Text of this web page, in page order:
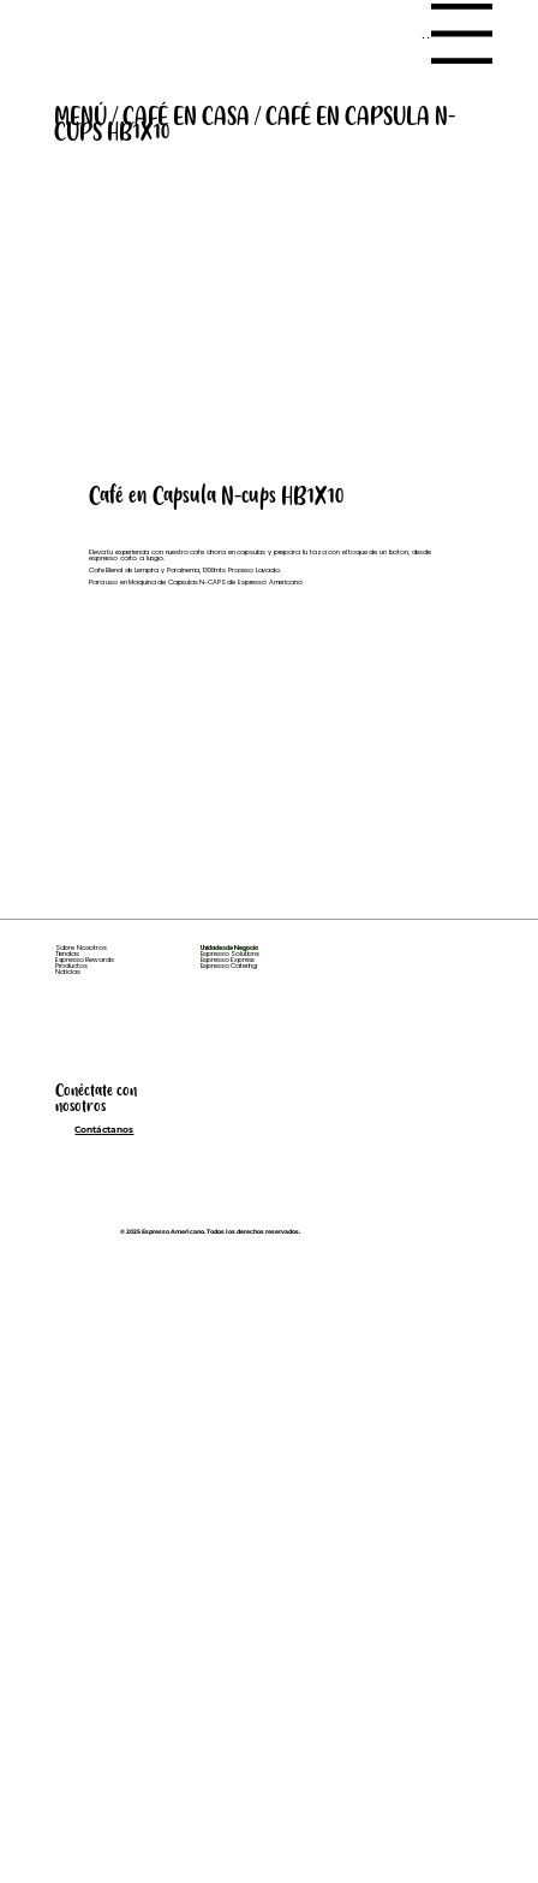
Menu
Café en Capsula N-cups HB1X10
MENÚ / CAFÉ EN CASA / CAFÉ EN CAPSULA N-
CUPS HB1X10
Eleva tu experiencia con nuestro cafe ahora en capsulas y prepara tu taza con el toque de un boton, desde
espresso corto a lungo.
Cafe Blend de Lempira y Parainema, 1300mts Proceso Lavado.
Para uso en Maquina de Capsulas N-CAPS de Espresso Americano
Sobre Nosotros
Tiendas
Espresso Rewards
Productos
Noticias
Unidades de Negocio
Espresso Solutions
Espresso Express
Espresso Catering
Conéctate con
nosotros
Contáctanos
© 2025 Espresso Americano. Todos los derechos reservados.